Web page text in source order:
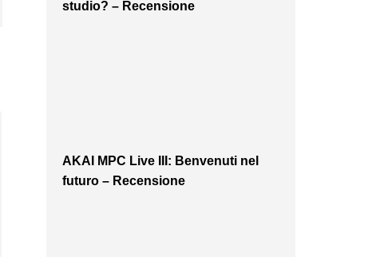
studio? – Recensione
AKAI MPC Live III: Benvenuti nel
futuro – Recensione